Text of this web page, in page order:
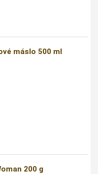
máslo 500 ml
200 g